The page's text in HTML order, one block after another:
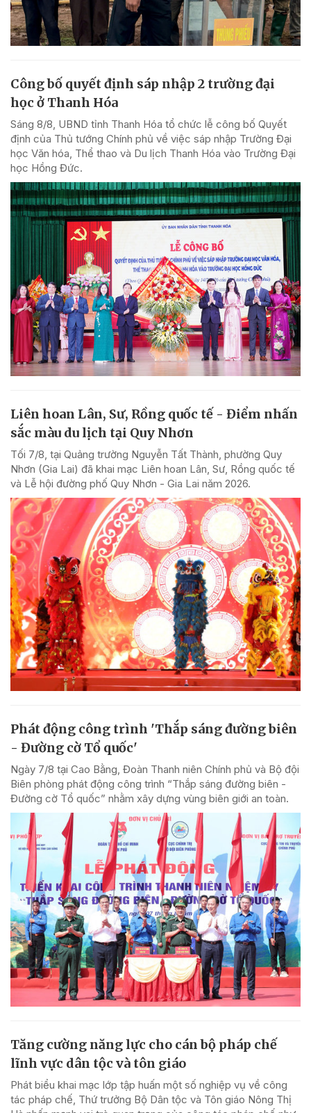
Công bố quyết định sáp nhập 2 trường đại
học ở Thanh Hóa
Sáng 8/8, UBND tỉnh Thanh Hóa tổ chức lễ công bố Quyết
định của Thủ tướng Chính phủ về việc sáp nhập Trường Đại
học Văn hóa, Thể thao và Du lịch Thanh Hóa vào Trường Đại
học Hồng Đức.
Liên hoan Lân, Sư, Rồng quốc tế - Điểm nhấn
sắc màu du lịch tại Quy Nhơn
Tối 7/8, tại Quảng trường Nguyễn Tất Thành, phường Quy
Nhơn (Gia Lai) đã khai mạc Liên hoan Lân, Sư, Rồng quốc tế
và Lễ hội đường phố Quy Nhơn - Gia Lai năm 2026.
Phát động công trình 'Thắp sáng đường biên
- Đường cờ Tổ quốc'
Ngày 7/8 tại Cao Bằng, Đoàn Thanh niên Chính phủ và Bộ đội
Biên phòng phát động công trình “Thắp sáng đường biên -
Đường cờ Tổ quốc” nhằm xây dựng vùng biên giới an toàn.
Tăng cường năng lực cho cán bộ pháp chế
lĩnh vực dân tộc và tôn giáo
Phát biểu khai mạc lớp tập huấn một số nghiệp vụ về công
tác pháp chế, Thứ trưởng Bộ Dân tộc và Tôn giáo Nông Thị